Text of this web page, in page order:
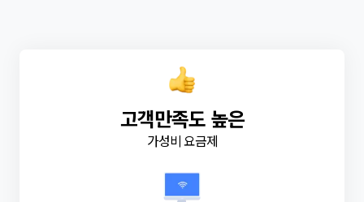
고객만족도 높은
가성비 요금제